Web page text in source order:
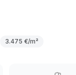
3.475 €/m²